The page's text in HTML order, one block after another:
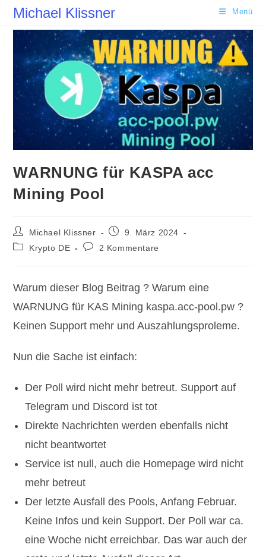
Zum
springen
Michael Klissner Menü
WARNUNG für KASPA acc
Mining Pool
Beitrags-
Autor:
Michael Klissner
Beitrag9. März 2024
Beitrags-
Krypto DE
Beitrags-
2 Kommentare
Warum dieser Blog Beitrag ? Warum eine
WARNUNG für KAS Mining kaspa.acc-pool.pw ?
Keinen Support mehr und Auszahlungsproleme.
Nun die Sache ist einfach:
Der Poll wird nicht mehr betreut. Support auf
Telegram und Discord ist tot
Direkte Nachrichten werden ebenfalls nicht
nicht beantwortet
Service ist null, auch die Homepage wird nicht
mehr betreut
Der letzte Ausfall des Pools, Anfang Februar.
Keine Infos und kein Support. Der Poll war ca.
eine Woche nicht erreichbar. Das war auch der